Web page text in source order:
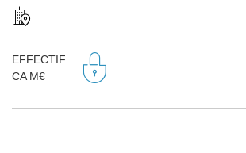
EFFECTIF
CA M€